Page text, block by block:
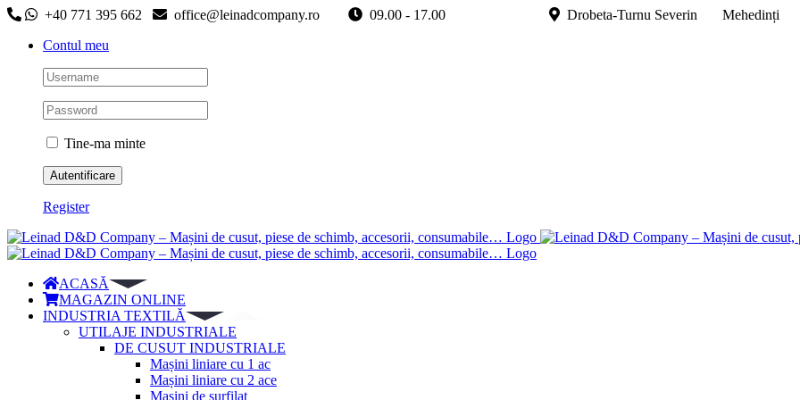
Skip
content
+40 771 395 662 office@leinadcompany.ro 09.00 - 17.00
Drobeta-Turnu Severin Mehedinți
Contul meu
Tine-ma minte
Register
ACASĂ
MAGAZIN ONLINE
INDUSTRIA TEXTILĂ
UTILAJE INDUSTRIALE
DE CUSUT INDUSTRIALE
Mașini liniare cu 1 ac
Mașini liniare cu 2 ace
Mașini de surfilat